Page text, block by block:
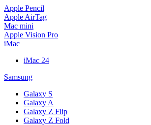
Apple Pencil
Apple AirTag
Mac mini
Apple Vision Pro
iMac
iMac 24
Samsung
Galaxy S
Galaxy A
Galaxy Z Flip
Galaxy Z Fold